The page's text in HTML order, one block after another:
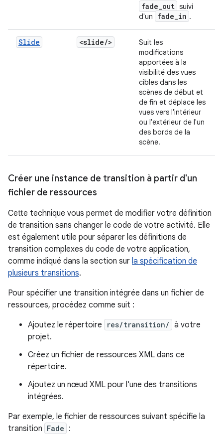
fade_out suivi
d'un
fade_in .
Slide <slide/>
Suit les
modifications
apportées à la
visibilité des vues
cibles dans les
scènes de début et
de fin et déplace les
vues vers l'intérieur
ou l'extérieur de l'un
des bords de la
scène.
Créer une instance de transition à partir d'un
fichier de ressources
Cette technique vous permet de modifier votre définition
de transition sans changer le code de votre activité. Elle
est également utile pour séparer les définitions de
transition complexes du code de votre application,
comme indiqué dans la section sur la spécification de
plusieurs transitions.
Pour spécifier une transition intégrée dans un fichier de
ressources, procédez comme suit :
Ajoutez le répertoire
res/transition/ à votre
projet.
Créez un fichier de ressources XML dans ce
répertoire.
Ajoutez un nœud XML pour l'une des transitions
intégrées.
Par exemple, le fichier de ressources suivant spécifie la
transition Fade :